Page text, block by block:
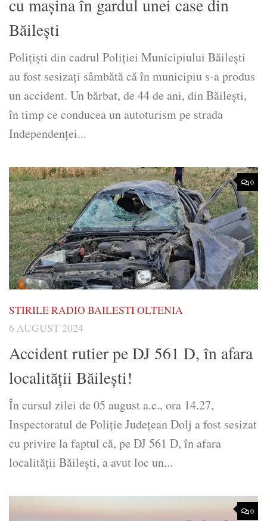
cu mașina în gardul unei case din
Băilești
Polițiști din cadrul Poliției Municipiului Băilești
au fost sesizaţi sâmbătă că în municipiu s-a produs
un accident. Un bărbat, de 44 de ani, din Băileşti,
în timp ce conducea un autoturism pe strada
Independenței...
0
STIRILE RADIO BAILESTI OLTENIA
6 AUGUST 2024
Accident rutier pe DJ 561 D, în afara
localității Băilești!
În cursul zilei de 05 august a.c., ora 14.27,
Inspectoratul de Poliție Județean Dolj a fost sesizat
cu privire la faptul că, pe DJ 561 D, în afara
localității Băilești, a avut loc un...
0